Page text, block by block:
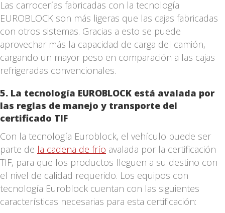
Las carrocerías fabricadas con la tecnología
EUROBLOCK son más ligeras que las cajas fabricadas
con otros sistemas. Gracias a esto se puede
aprovechar más la capacidad de carga del camión,
cargando un mayor peso en comparación a las cajas
refrigeradas convencionales.
5. La tecnología EUROBLOCK está avalada por
las reglas de manejo y transporte del
certificado TIF
Con la tecnología Euroblock, el vehículo puede ser
parte de la cadena de frío avalada por la certificación
TIF, para que los productos lleguen a su destino con
el nivel de calidad requerido. Los equipos con
tecnología Euroblock cuentan con las siguientes
características necesarias para esta certificación: